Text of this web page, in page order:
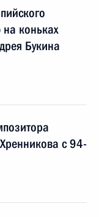
коньках
Букина
с 94-